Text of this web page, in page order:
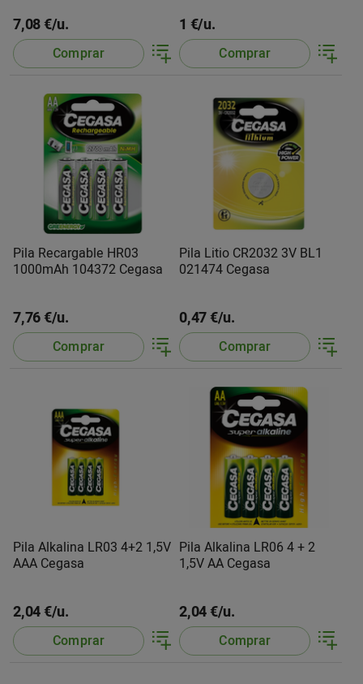
7,08 €/u.
Comprar
1 €/u.
Comprar
Pila Recargable HR03
1000mAh 104372 Cegasa
7,76 €/u.
Comprar
Pila Litio CR2032 3V BL1
021474 Cegasa
0,47 €/u.
Comprar
Pila Alkalina LR03 4+2 1,5V
AAA Cegasa
2,04 €/u.
Comprar
Pila Alkalina LR06 4 + 2
1,5V AA Cegasa
2,04 €/u.
Comprar